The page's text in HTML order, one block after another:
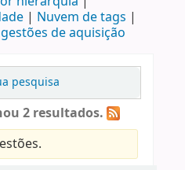
Nuvem de tags
de aquisição
pesquisa
2 resultados.